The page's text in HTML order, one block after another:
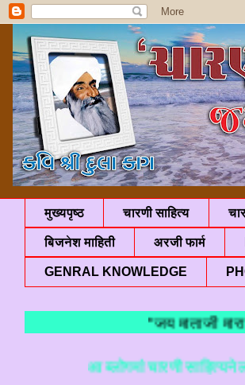
मुख्यपृष्ठ चारणी साहित्य
बिजनेश माहिती अरजी फार्म
GENRAL KNOWLEDGE
"जय माताजी मारा
आ ब्लोगमां चारणी साहित्यने लगती